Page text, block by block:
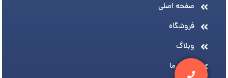
صفحه اصلی
فروشگاه
وبلاگ
درباره ما